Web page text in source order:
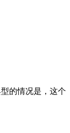
的情况是，这个